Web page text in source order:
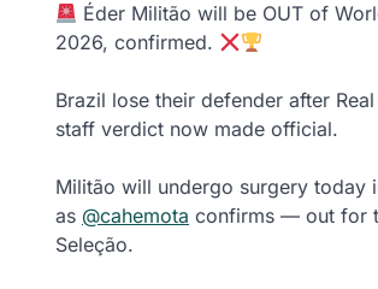
Éder Militão will be OUT of
2026, confirmed.
Brazil lose their defender after
staff verdict now made official.
Militão will undergo surgery today
as @cahemota confirms — out for
Seleção.